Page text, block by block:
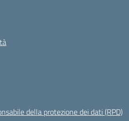
della protezione dei dati (RPD)